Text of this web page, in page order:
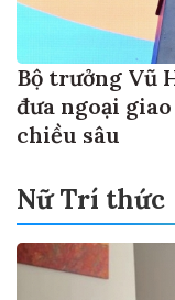
Bộ trưởng Vũ
đưa ngoại
chiều sâu
Nữ Trí thức